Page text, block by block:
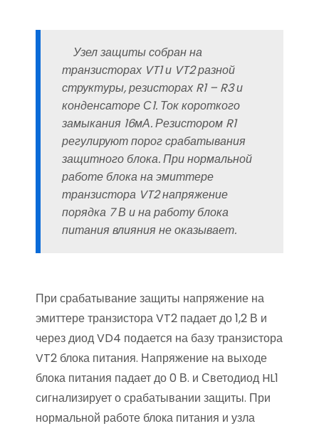
Узел защиты собран на
транзисторах VT1 и VT2 разной
структуры, резисторах R1 – R3 и
конденсаторе С1. Ток короткого
замыкания 16мА. Резистором R1
регулируют порог срабатывания
защитного блока. При нормальной
работе блока на эмиттере
транзистора VT2 напряжение
порядка 7 В и на работу блока
питания влияния не оказывает.
При срабатывание защиты напряжение на
эмиттере транзистора VT2 падает до 1,2 В и
через диод VD4 подается на базу транзистора
VT2 блока питания. Напряжение на выходе
блока питания падает до 0 В. и Светодиод HL1
сигнализирует о срабатывании защиты. При
нормальной работе блока питания и узла